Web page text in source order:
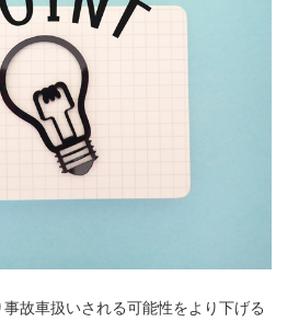
故車扱いされる可能性をより下げる